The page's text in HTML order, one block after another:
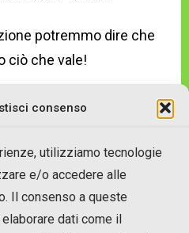
consenso
utilizziamo tecnologie
e/o accedere alle
Il consenso a queste
dati come il
potremmo dire che
ciò che vale!
te più importante.
tuoi veri Valori rispetto a
affibiato altri.